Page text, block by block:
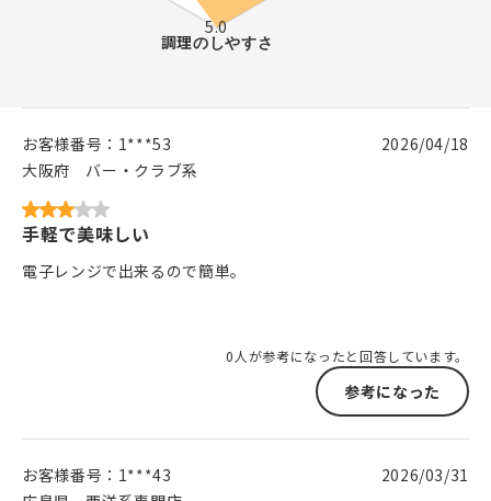
お客様番号： 1***53
大阪府
バー・クラブ系
2026/04/18
手軽で美味しい
電子レンジで出来るので簡単。
0人が参考になったと回答しています。
参考になった
お客様番号： 1***43
2026/03/31